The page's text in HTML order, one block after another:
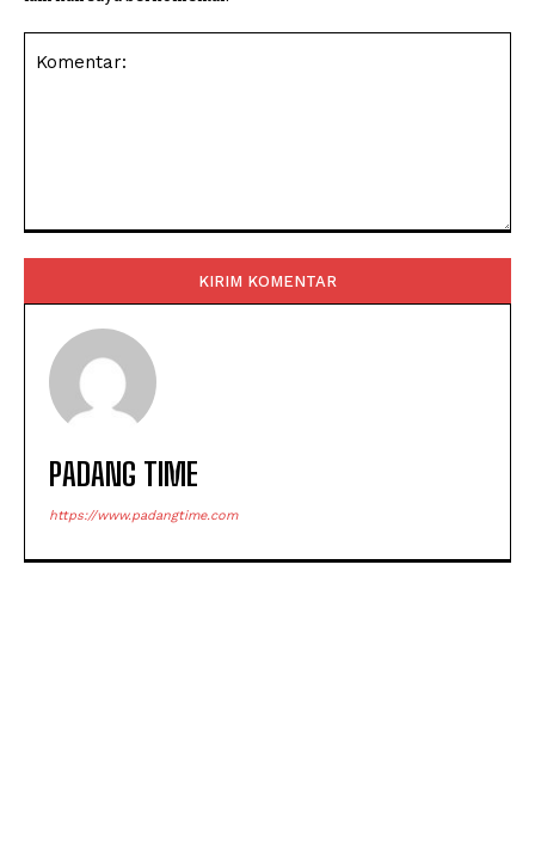
PADANG TIME
https://www.padangtime.com